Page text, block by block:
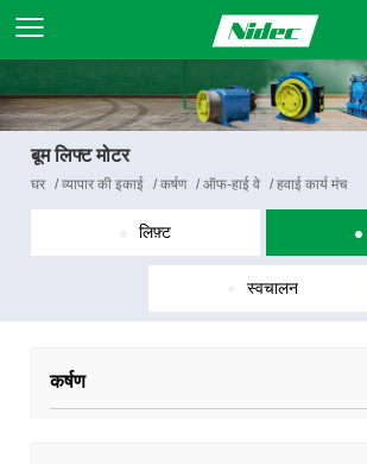
बूम लिफ्ट मोटर
घर /व्यापार की इकाई /कर्षण /ऑफ-हाई वे /हवाई कार्य मंच
लिफ़्ट
स्वचालन
कर्षण